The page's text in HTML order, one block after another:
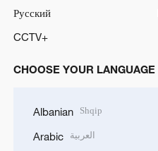
Русский
CCTV+
CHOOSE YOUR LANGUAGE
Albanian Shqip
Arabic العربية